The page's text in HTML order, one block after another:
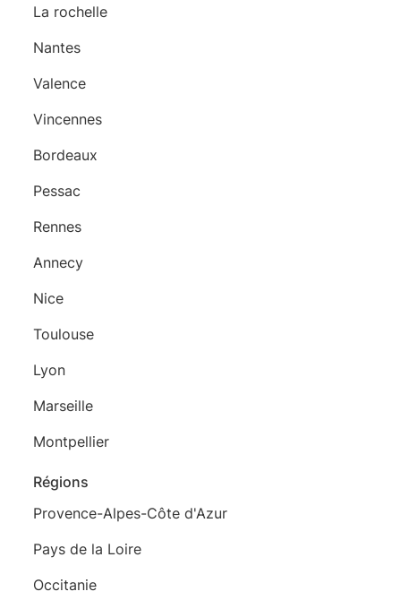
La rochelle
Nantes
Valence
Vincennes
Bordeaux
Pessac
Rennes
Annecy
Nice
Toulouse
Lyon
Marseille
Montpellier
Régions
Provence-Alpes-Côte d'Azur
Pays de la Loire
Occitanie